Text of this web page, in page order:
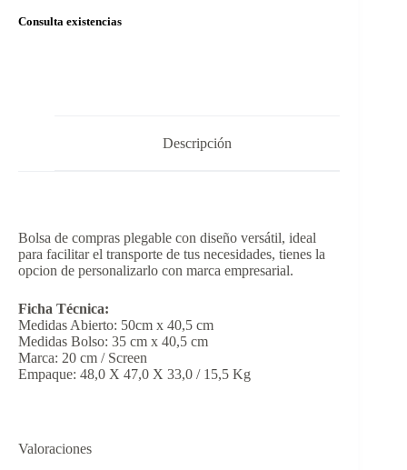
Consulta existencias
Descripción
Bolsa de compras plegable con diseño versátil, ideal
para facilitar el transporte de tus necesidades, tienes la
opcion de personalizarlo con marca empresarial.
Ficha Técnica:
Medidas Abierto: 50cm x 40,5 cm
Medidas Bolso: 35 cm x 40,5 cm
Marca: 20 cm / Screen
Empaque: 48,0 X 47,0 X 33,0 / 15,5 Kg
Valoraciones